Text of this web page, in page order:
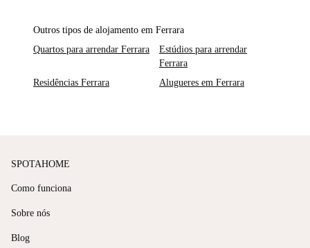
Outros tipos de alojamento em Ferrara
Quartos para arrendar Ferrara
Estúdios para arrendar
Ferrara
Residências Ferrara
Alugueres em Ferrara
SPOTAHOME
Como funciona
Sobre nós
Blog